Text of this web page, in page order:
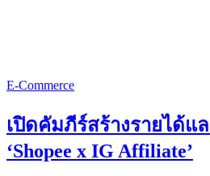
E-Commerce
เปิดคัมภีร์สร้างรายได้แ
‘Shopee x IG Affiliate’